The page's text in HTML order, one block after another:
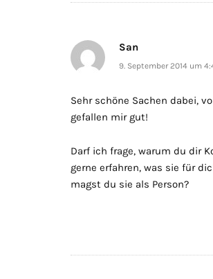
San
9. September 2014 um
Sehr schöne Sachen dabei,
gefallen mir gut!
Darf ich frage, warum du dir
gerne erfahren, was sie für
magst du sie als Person?